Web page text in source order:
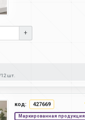
+
12 шт.
код: 427669
Маркированная продукция